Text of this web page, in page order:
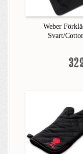
Weber
Svart/